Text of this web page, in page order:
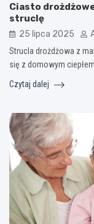
Ciasto
struclę
25 lipca 2025
Strucla drożdżowa z
się z domowym
Czytaj dalej